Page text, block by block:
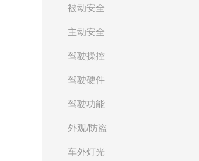
被动安全
主动安全
驾驶操控
驾驶硬件
驾驶功能
外观/防盗
车外灯光